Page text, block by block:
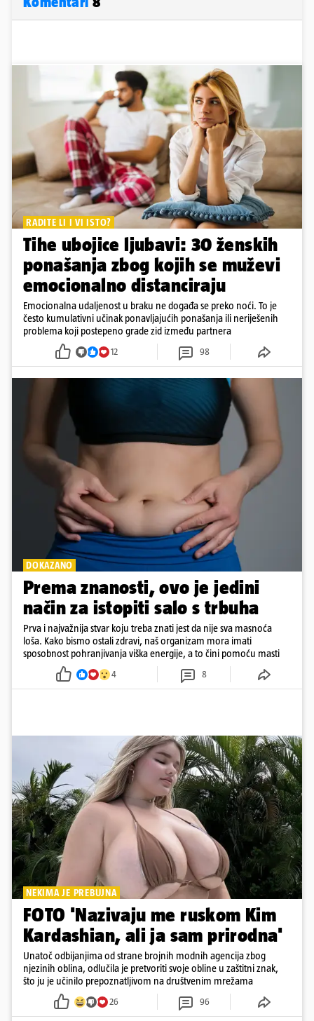
RADITE LI I VI ISTO?
Tihe ubojice ljubavi: 30 ženskih
ponašanja zbog kojih se muževi
emocionalno distanciraju
Emocionalna udaljenost u braku ne događa se preko noći. To je
često kumulativni učinak ponavljajućih ponašanja ili neriješenih
problema koji postepeno grade zid između partnera
12 98
DOKAZANO
Prema znanosti, ovo je jedini
način za istopiti salo s trbuha
Prva i najvažnija stvar koju treba znati jest da nije sva masnoća
loša. Kako bismo ostali zdravi, naš organizam mora imati
sposobnost pohranjivanja viška energije, a to čini pomoću masti
4 8
NEKIMA JE PREBUJNA
FOTO 'Nazivaju me ruskom Kim
Kardashian, ali ja sam prirodna'
Unatoč odbijanjima od strane brojnih modnih agencija zbog
njezinih oblina, odlučila je pretvoriti svoje obline u zaštitni znak,
što ju je učinilo prepoznatljivom na društvenim mrežama
26 96